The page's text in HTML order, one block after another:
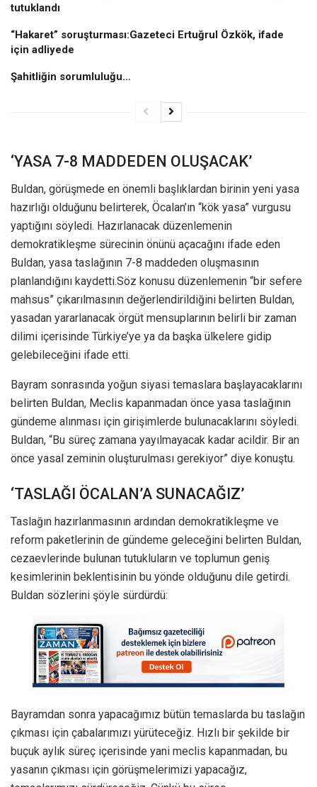
tutuklandı
“Hakaret” soruşturması:Gazeteci Ertuğrul Özkök, ifade
için adliyede
Şahitliğin sorumluluğu…
‘YASA 7-8 MADDEDEN OLUŞACAK’
Buldan, görüşmede en önemli başlıklardan birinin yeni yasa
hazırlığı olduğunu belirterek, Öcalan’ın “kök yasa” vurgusu
yaptığını söyledi. Hazırlanacak düzenlemenin
demokratikleşme sürecinin önünü açacağını ifade eden
Buldan, yasa taslağının 7-8 maddeden oluşmasının
planlandığını kaydetti.Söz konusu düzenlemenin “bir sefere
mahsus” çıkarılmasının değerlendirildiğini belirten Buldan,
yasadan yararlanacak örgüt mensuplarının belirli bir zaman
dilimi içerisinde Türkiye’ye ya da başka ülkelere gidip
gelebileceğini ifade etti.
Bayram sonrasında yoğun siyasi temaslara başlayacaklarını
belirten Buldan, Meclis kapanmadan önce yasa taslağının
gündeme alınması için girişimlerde bulunacaklarını söyledi.
Buldan, “Bu süreç zamana yayılmayacak kadar acildir. Bir an
önce yasal zeminin oluşturulması gerekiyor” diye konuştu.
‘TASLAĞI ÖCALAN’A SUNACAĞIZ’
Taslağın hazırlanmasının ardından demokratikleşme ve
reform paketlerinin de gündeme geleceğini belirten Buldan,
cezaevlerinde bulunan tutukluların ve toplumun geniş
kesimlerinin beklentisinin bu yönde olduğunu dile getirdi.
Buldan sözlerini şöyle sürdürdü:
Bayramdan sonra yapacağımız bütün temaslarda bu taslağın
çıkması için çabalarımızı yürüteceğiz. Hızlı bir şekilde bir
buçuk aylık süreç içerisinde yani meclis kapanmadan, bu
yasanın çıkması için görüşmelerimizi yapacağız,